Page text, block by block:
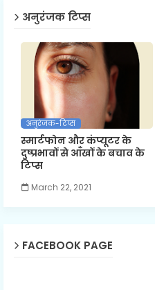
अनुरंजक टिप्स
अनुरंजक-टिप्स
स्मार्टफोन और कंप्यूटर के
दुष्प्रभावों से आँखों के बचाव के
टिप्स
March 22, 2021
FACEBOOK PAGE